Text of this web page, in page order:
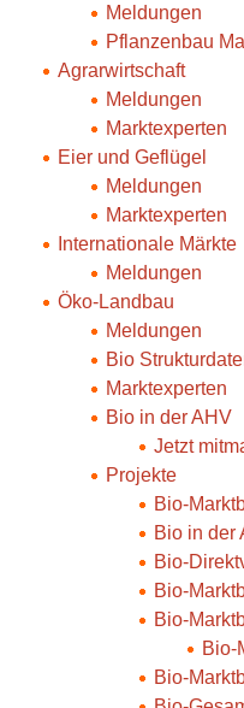
Meldungen
Pflanzenbau
Agrarwirtschaft
Meldungen
Marktexperten
Eier und Geflügel
Meldungen
Marktexperten
Internationale Märkte
Meldungen
Öko-Landbau
Meldungen
Bio
Marktexperten
Bio in der AHV
Jetzt
Projekte
Bio-
Bio in der
Bio-
Bio-
Bio-
Bio-
Bio-